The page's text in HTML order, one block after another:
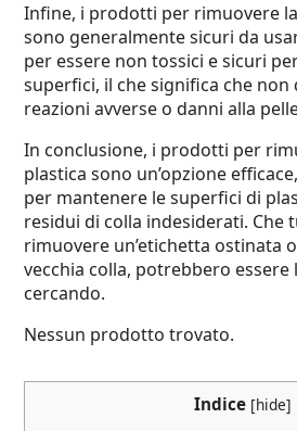
Infine, i prodotti per rimuovere
sono generalmente sicuri da
per essere non tossici e sicuri
superfici, il che significa che
reazioni avverse o danni alla
In conclusione, i prodotti per
plastica sono un’opzione
per mantenere le superfici di
residui di colla indesiderati. Che
rimuovere un’etichetta ostinata
vecchia colla, potrebbero essere
cercando.
Nessun prodotto trovato.
Indice [hide]